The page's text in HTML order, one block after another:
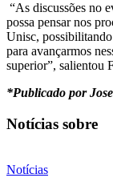
“As discussões no
possa pensar nos
Unisc, possibilitando
para avançarmos
superior”, salientou
*Publicado por
Notícias sobre
Notícias